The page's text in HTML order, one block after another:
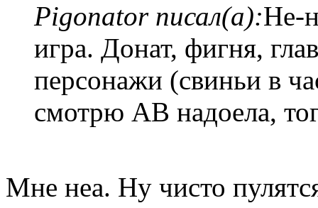
Pigonator писал(а):Не-
игра. Донат, фигня,
персонажи (свиньи в
смотрю АВ надоела,
Мне неа. Ну чисто